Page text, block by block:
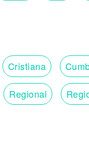
Cristiana
Regional